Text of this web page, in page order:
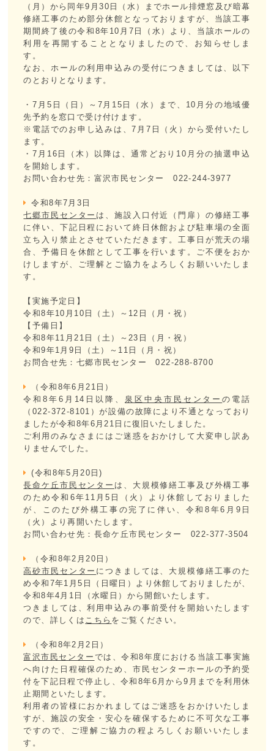
（月）から同年9月30日（水）までホール排煙窓及び暗幕
修繕工事のため部分休館となっておりますが、当該工事
期間終了後の令和8年10月7日（水）より、当該ホールの
利用を再開することとなりましたので、お知らせしま
す。
なお、ホールの利用申込みの受付につきましては、以下
のとおりとなります。
・7月5日（日）～7月15日（水）まで、10月分の地域優
先予約を窓口で受け付けます。
※電話でのお申し込みは、7月7日（火）から受付いたし
ます。
・7月16日（木）以降は、通常どおり10月分の抽選申込
を開始します。
お問い合わせ先：富沢市民センター 022-244-3977
令和8年7月3日
七郷市民センター は、施設入口付近（門扉）の修繕工事
に伴い、下記日程において終日休館および駐車場の全面
立ち入り禁止とさせていただきます。工事日が荒天の場
合、予備日を休館として工事を行います。ご不便をおか
けしますが、ご理解とご協力をよろしくお願いいたしま
す。
【実施予定日】
令和8年10月10日（土）～12日（月・祝）
【予備日】
令和8年11月21日（土）～23日（月・祝）
令和9年1月9日（土）～11日（月・祝）
お問合せ先：七郷市民センター 022-288-8700
（令和8年6月21日）
令和8年6月14日以降、 泉区中央市民センターの電話
（022-372-8101）が設備の故障により不通となっており
ましたが令和8年6月21日に復旧いたしました。
ご利用のみなさまにはご迷惑をおかけして大変申し訳あ
りませんでした。
(令和8年5月20日)
長命ケ丘市民センター は、大規模修繕工事及び外構工事
のため令和6年11月5日（火）より休館しておりました
が、このたび外構工事の完了に伴い、令和8年6月9日
（火）より再開いたします。
お問い合わせ先：長命ケ丘市民センター 022-377-3504
（令和8年2月20日）
高砂市民センター につきましては、大規模修繕工事のた
め令和7年1月5日（日曜日）より休館しておりましたが、
令和8年4月1日（水曜日）から開館いたします。
つきましては、利用申込みの事前受付を開始いたします
ので、詳しくは こちら をご覧ください。
（令和8年2月2日）
富沢市民センター では、令和8年度における当該工事実施
へ向けた日程確保のため、市民センターホールの予約受
付を下記日程で停止し、令和8年6月から9月までを利用休
止期間といたします。
利用者の皆様におかれましてはご迷惑をおかけいたしま
すが、施設の安全・安心を確保するために不可欠な工事
ですので、ご理解ご協力の程よろしくお願いいたしま
す。